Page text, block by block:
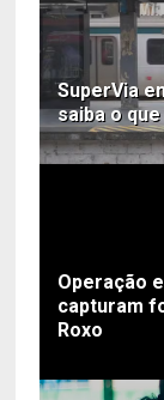
SuperVia
saiba o
Operação
capturam
Roxo